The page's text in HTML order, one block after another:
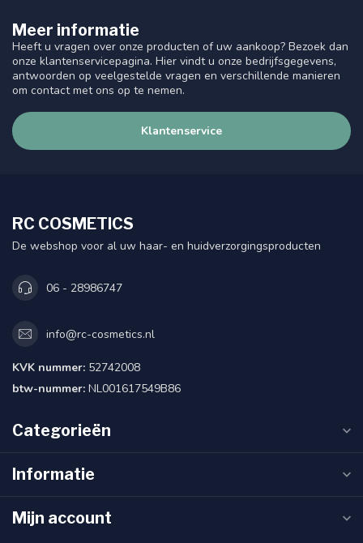
Meer informatie
Heeft u vragen over onze producten of uw aankoop? Bezoek dan
onze klantenservicepagina. Hier vindt u onze bedrijfsgegevens,
antwoorden op veelgestelde vragen en verschillende manieren
om contact met ons op te nemen.
Klantenservice
RC COSMETICS
De webshop voor al uw haar- en huidverzorgingsproducten
06 - 28986747
info@rc-cosmetics.nl
KVK nummer: 52742008
btw-nummer: NL001617549B86
Categorieën
Informatie
Mijn account